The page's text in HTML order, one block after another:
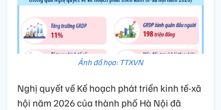
Ảnh đồ họa: TTXVN
Nghị quyết về Kế hoạch phát triển kinh tế-xã
hội năm 2026 của thành phố Hà Nội đã